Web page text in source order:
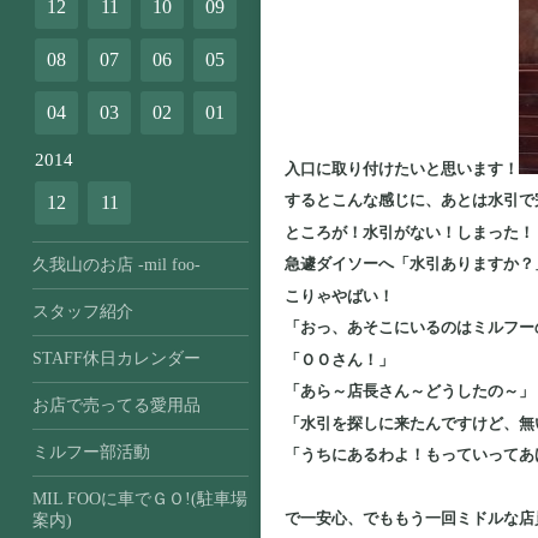
入口に取り付けたいと思います！
するとこんな感じに、あとは水引
ところが！水引がない！しまった！
急遽ダイソーへ「水引ありますか
こりゃやばい！
「おっ、あそこにいるのはミルフ
「ＯＯさん！」
「あら～店長さん～どうしたの～」
「水引を探しに来たんですけど、
「うちにあるわよ！もっていって
で一安心、でももう一回ミドルな
12 11 10 09
08 07 06 05
04 03 02 01
2014
12 11
久我山のお店 -mil foo-
スタッフ紹介
STAFF休日カレンダー
お店で売ってる愛用品
ミルフー部活動
MIL FOOに車でＧＯ!(駐車場
案内)